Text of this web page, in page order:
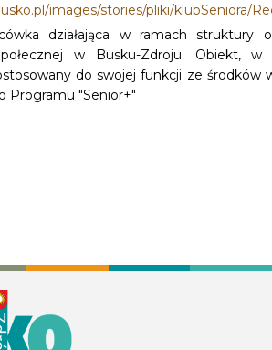
images/stories/pliki/klubSeniora/
działająca w ramach struktury
w Busku-Zdroju. Obiekt,
do swojej funkcji ze środków
Programu "Senior+"